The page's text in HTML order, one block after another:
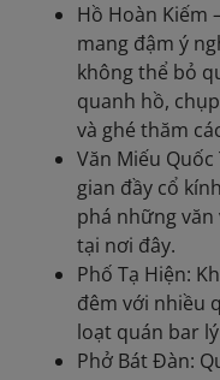
Hồ Hoàn Kiếm
mang đậm ý
không thể bỏ
quanh hồ,
và ghé thăm
Văn Miếu
gian đầy cổ
phá những văn
tại nơi đây.
Phố Tạ Hiện:
đêm với nhiều
loạt quán bar
Phở Bát Đàn: